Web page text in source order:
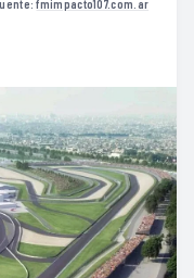
fmimpacto107.com.ar